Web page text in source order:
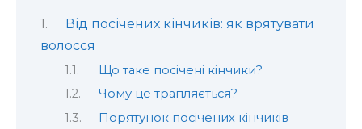
Від посічених кінчиків: як врятувати
волосся
Що таке посічені кінчики?
Чому це трапляється?
Порятунок посічених кінчиків